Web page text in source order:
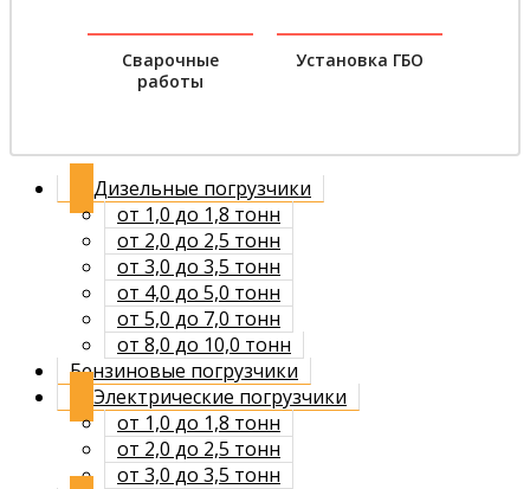
Сварочные
работы
Установка ГБО
Дизельные погрузчики
от 1,0 до 1,8 тонн
от 2,0 до 2,5 тонн
от 3,0 до 3,5 тонн
от 4,0 до 5,0 тонн
от 5,0 до 7,0 тонн
от 8,0 до 10,0 тонн
Бензиновые погрузчики
Электрические погрузчики
от 1,0 до 1,8 тонн
от 2,0 до 2,5 тонн
от 3,0 до 3,5 тонн